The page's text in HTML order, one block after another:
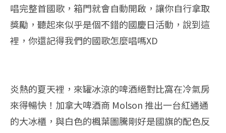
唱完整首國歌，箱門就會自動開啟，讓你自行拿取
獎勵，聽起來似乎是個不錯的國慶日活動，說到這
裡，你還記得我們的國歌怎麼唱嗎XD
炎熱的夏天裡，來罐冰涼的啤酒絕對比窩在冷氣房
來得暢快！加拿大啤酒商 Molson 推出一台紅通通
的大冰櫃，與白色的楓葉圖騰剛好是國旗的配色反